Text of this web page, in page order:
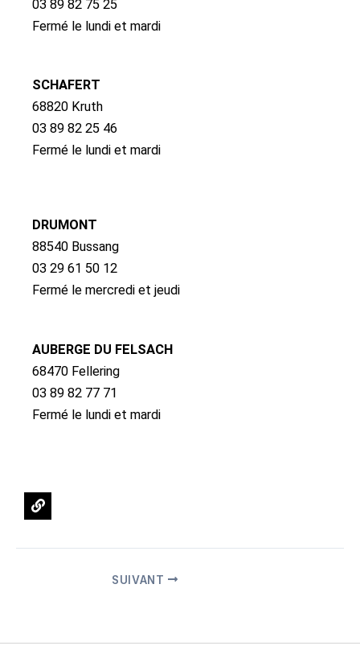
03 89 82 75 25
Fermé le lundi et mardi
SCHAFERT
68820 Kruth
03 89 82 25 46
Fermé le lundi et mardi
DRUMONT
88540 Bussang
03 29 61 50 12
Fermé le mercredi et jeudi
AUBERGE DU FELSACH
68470 Fellering
03 89 82 77 71
Fermé le lundi et mardi
L
i
n
SUIVANT